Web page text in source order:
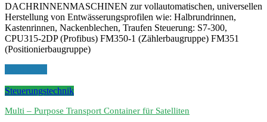
DACHRINNENMASCHINEN zur vollautomatischen, universellen
Herstellung von Entwässerungsprofilen wie: Halbrundrinnen,
Kastenrinnen, Nackenblechen, Traufen Steuerung: S7-300,
CPU315-2DP (Profibus) FM350-1 (Zählerbaugruppe) FM351
(Positionierbaugruppe)
Steuerungstechnik
Multi – Purpose Transport Container für Satelliten